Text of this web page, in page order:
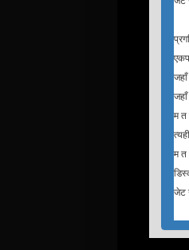
म त
म त
जेट